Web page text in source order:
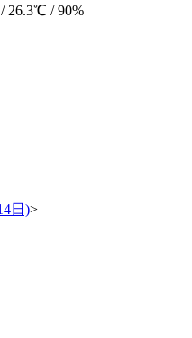
26.3℃ / 90%
日)>